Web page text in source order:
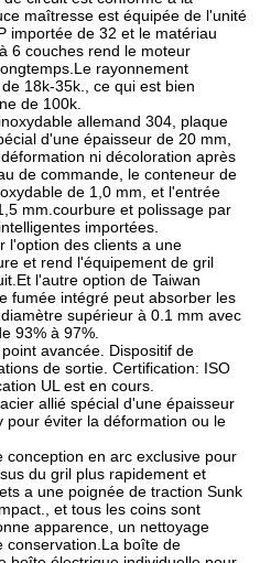
maîtresse est équipée de l'unité
importée de 32 et le matériau
6 couches rend le moteur
rayonnement
18k-35k., ce qui est bien
de 100k.
allemand 304, plaque
d'une épaisseur de 20 mm,
ni décoloration après
de commande, le conteneur de
de 1,0 mm, et l'entrée
mm.courbure et polissage par
importées.
l'option des clients a une
et rend l'équipement de gril
l'autre option de Taiwan
fumée intégré peut absorber les
supérieur à 0.1 mm avec
93% à 97%.
avancée. Dispositif de
de sortie. Certification: ISO
UL est en cours.
allié spécial d'une épaisseur
pour éviter la déformation ou le
en arc exclusive pour
du gril plus rapidement et
a une poignée de traction Sunk
et tous les coins sont
apparence, un nettoyage
conservation.La boîte de